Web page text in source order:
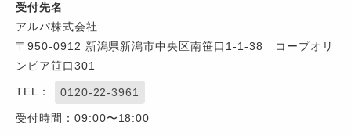
受付先名
アルパ株式会社
〒950-0912 新潟県新潟市中央区南笹口1-1-38 コープオリ
ンピア笹口301
TEL： 0120-22-3961
受付時間：09:00〜18:00